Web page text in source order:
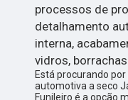
processos de
detalhamento
interna,
vidros,
Está procurando
automotiva a seco
Funileiro é a opção